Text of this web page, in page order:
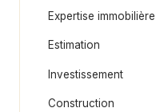
Expertise immobilière
Estimation
Investissement
Construction